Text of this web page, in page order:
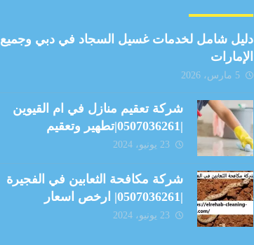
دليل شامل لخدمات غسيل السجاد في دبي وجميع
الإمارات
5 مارس، 2026
شركة تعقيم منازل في ام القيوين
|0507036261|تطهير وتعقيم
23 يونيو، 2024
شركة مكافحة الثعابين في الفجيرة
|0507036261| ارخص اسعار
23 يونيو، 2024